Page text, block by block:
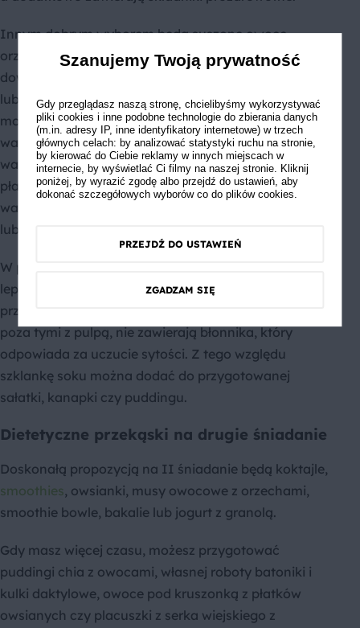
Innym dobrym wyborem będą suszone owoce,
orzechy, jogurt naturalny lub skyr. Można na je
dowolnie łączyć ze sobą np. skyr + owoce + orzechy
lub warzywa + orzechy. Aby urozmaicić przekąski,
możesz podawać je w różnych formach. Mogą to być
warzywa pokrojone w słupki, koktajl owocowo-
warzywny, owocowe szaszłyki, serek wiejski z
płatkami oraz warzywami lub owocami, placuszki
warzywne z sosem jogurtowym, sałatka owocowa
lub warzywna.
W przypadku, gdy masz ochotę na sok owocowy,
lepszym rozwiązaniem będzie dołączenie go do
przekąski niż żeby sam w sobie był przekąską. Soki,
poza tymi z pulpą, nie zawierają błonnika, który
odpowiada za uczucie sytości. Z tego względu
szklankę soku można dodać do przygotowanej
sałatki, kanapki czy puddingu.
Dietetyczne przekąski na drugie śniadanie
Doskonałą propozycją na II śniadanie będą koktajle,
smoothies, owsianki, musy owocowe z orzechami,
smoothie bowle, bakalie lub jogurt z granolą.
Gdy masz więcej czasu, możesz przygotować
puddingi chia z owocami, własnej roboty batoniki i
kulki daktylowe, owoce pod kruszonką z płatków
owsianych czy placuszki z serka wiejskiego z
Szanujemy Twoją prywatność
Gdy przeglądasz naszą stronę, chcielibyśmy wykorzystywać
pliki cookies i inne podobne technologie do zbierania danych
(m.in. adresy IP, inne identyfikatory internetowe) w trzech
głównych celach: by analizować statystyki ruchu na stronie,
by kierować do Ciebie reklamy w innych miejscach w
internecie, by wyświetlać Ci filmy na naszej stronie. Kliknij
poniżej, by wyrazić zgodę albo przejdź do ustawień, aby
dokonać szczegółowych wyborów co do plików cookies.
PRZEJDŹ DO USTAWIEŃ
ZGADZAM SIĘ